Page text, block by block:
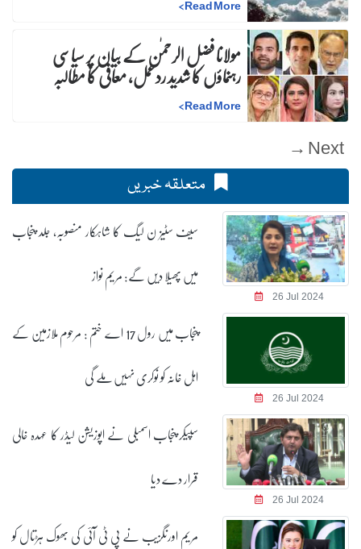
مولانا فضل الرحمٰن کے بیان پر سیاسی
رہنماؤں کا شدید ردعمل، معافی کا مطالبہ
Read More
>
Next →
متعلقہ خبریں
26 Jul 2024
سیف سٹیز ن لیگ کا شاہکار منصوبہ، جلد پنجاب
میں پھیلا دیں گے: مریم نواز
26 Jul 2024
پنجاب میں رول 17 اے ختم : مرحوم ملازمین کے
اہل خانہ کو نوکری نہیں ملے گی
26 Jul 2024
سپیکر پنجاب اسمبلی نے اپوزیشن لیڈر کا عہدہ خالی
قرار دے دیا
مریم اورنگزیب نے پی ٹی آئی کی بھوک ہڑتال کو